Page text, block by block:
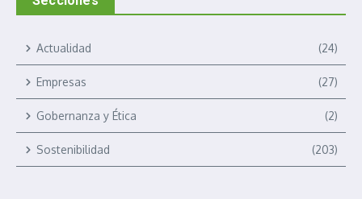
Actualidad (24)
Empresas (27)
Gobernanza y Ética (2)
Sostenibilidad (203)